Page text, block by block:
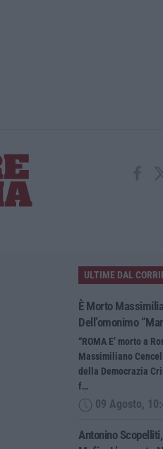
ULTIME DAL
È Morto
Dell’omonimo
“ROMA E’ morto a
Massimiliano
della Democrazia
f…
09 Agosto,
Antonino